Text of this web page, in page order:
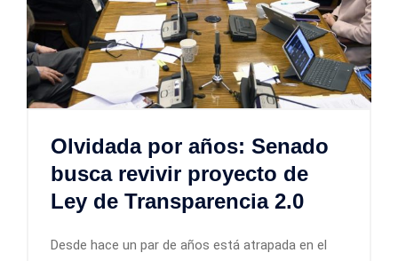
Olvidada por años: Senado
busca revivir proyecto de
Ley de Transparencia 2.0
Desde hace un par de años está atrapada en el